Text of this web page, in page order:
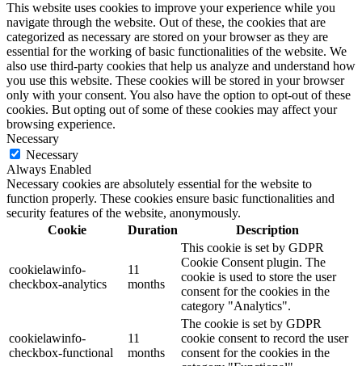
This website uses cookies to improve your experience while you
navigate through the website. Out of these, the cookies that are
categorized as necessary are stored on your browser as they are
essential for the working of basic functionalities of the website. We
also use third-party cookies that help us analyze and understand how
you use this website. These cookies will be stored in your browser
only with your consent. You also have the option to opt-out of these
cookies. But opting out of some of these cookies may affect your
browsing experience.
Necessary
Necessary
Always Enabled
Necessary cookies are absolutely essential for the website to
function properly. These cookies ensure basic functionalities and
security features of the website, anonymously.
Cookie
Duration Description
cookielawinfo-
checkbox-analytics
11
months
This cookie is set by GDPR
Cookie Consent plugin. The
cookie is used to store the user
consent for the cookies in the
category "Analytics".
cookielawinfo-
checkbox-functional
11
months
The cookie is set by GDPR
cookie consent to record the user
consent for the cookies in the